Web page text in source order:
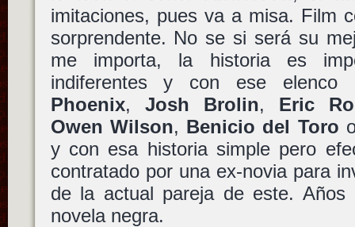
imitaciones, pues va a misa. Film
sorprendente. No se si será su
me importa, la historia es
indiferentes y con ese
Phoenix, Josh Brolin, Eric
Owen Wilson, Benicio del Toro
y con esa historia simple pero
contratado por una ex-novia para
de la actual pareja de este. Años
novela negra.